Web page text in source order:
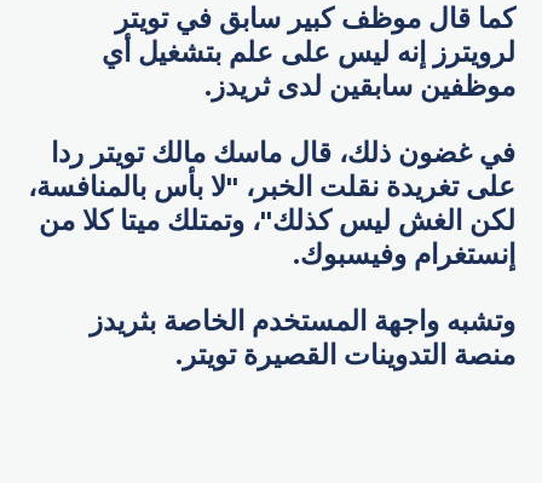
كما قال موظف كبير سابق في تويتر
لرويترز إنه ليس على علم بتشغيل أي
موظفين سابقين لدى ثريدز.
في غضون ذلك، قال ماسك مالك تويتر ردا
على تغريدة نقلت الخبر، "لا بأس بالمنافسة،
لكن الغش ليس كذلك"، وتمتلك ميتا كلا من
إنستغرام وفيسبوك.
وتشبه واجهة المستخدم الخاصة بثريدز
منصة التدوينات القصيرة تويتر.